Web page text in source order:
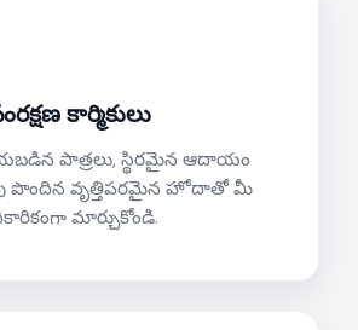
కార్మికులు
పాత్రలు, స్థిరమైన ఆదాయం
పొందిన వృత్తిపరమైన హోదాతో మీ
మార్చుకోండి.